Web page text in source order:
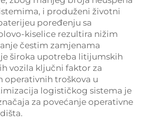
i produženi životni
poređenju sa
kiselice rezultira nižim
čestim zamjenama
široka upotreba litijumskih
vozila ključni faktor za
operativnih troškova u
logističkog sistema je
za povećanje operativne